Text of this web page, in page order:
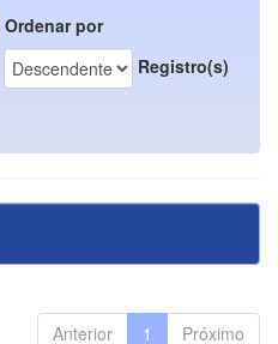
Ordenar por
Registro(s)
Anterior 1 Próximo